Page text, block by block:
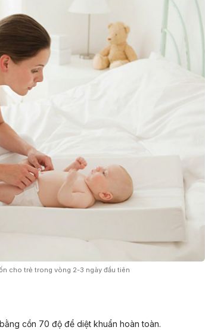
cho trẻ trong vòng 2-3 ngày đầu tiên
cồn 70 độ để diệt khuẩn hoàn toàn.